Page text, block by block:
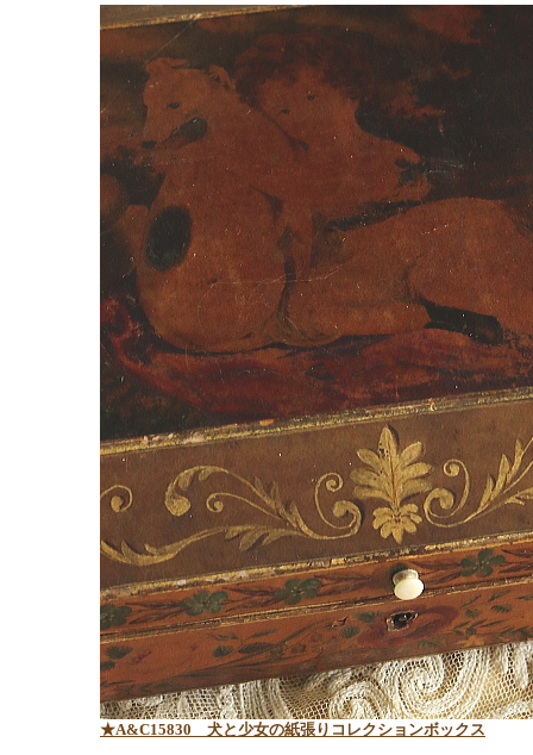
★A&C15830 犬と少女の紙張りコレクションボックス